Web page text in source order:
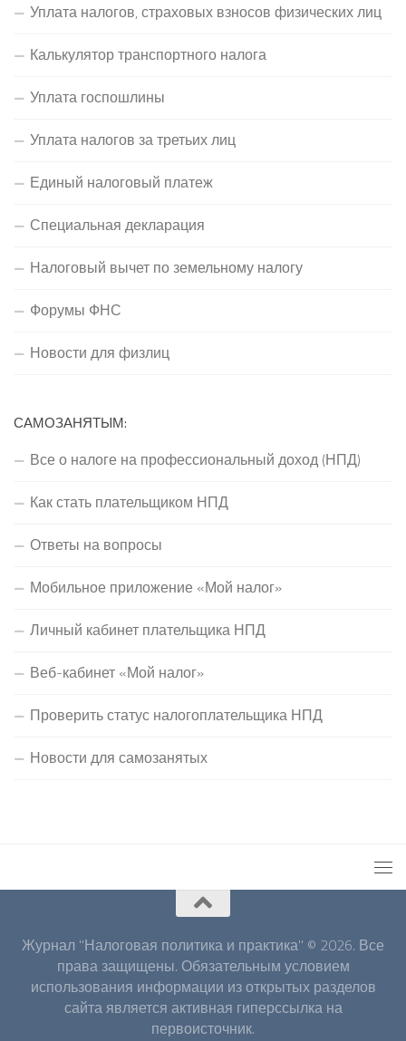
Уплата налогов, страховых взносов физических лиц
Калькулятор транспортного налога
Уплата госпошлины
Уплата налогов за третьих лиц
Единый налоговый платеж
Специальная декларация
Налоговый вычет по земельному налогу
Форумы ФНС
Новости для физлиц
САМОЗАНЯТЫМ:
Все о налоге на профессиональный доход (НПД)
Как стать плательщиком НПД
Ответы на вопросы
Мобильное приложение «Мой налог»
Личный кабинет плательщика НПД
Веб-кабинет «Мой налог»
Проверить статус налогоплательщика НПД
Новости для самозанятых
Журнал "Налоговая политика и практика" © 2026. Все
права защищены. Обязательным условием
использования информации из открытых разделов
сайта является активная гиперссылка на
первоисточник.